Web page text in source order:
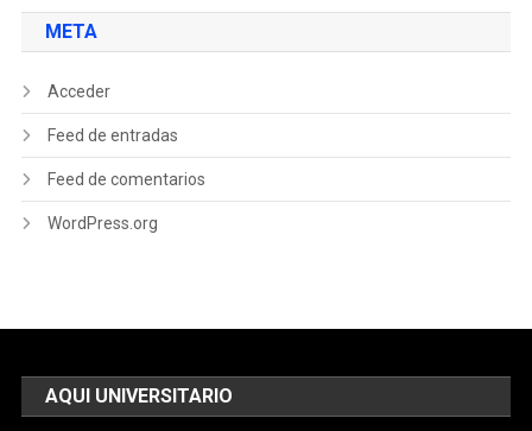
META
Acceder
Feed de entradas
Feed de comentarios
WordPress.org
AQUI UNIVERSITARIO